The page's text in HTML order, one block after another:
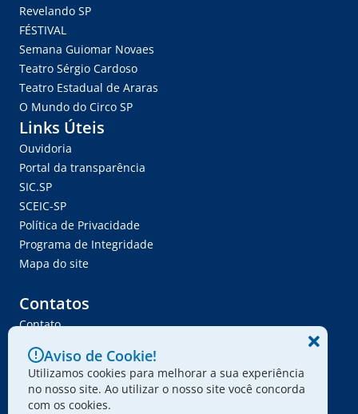
Revelando SP
FÉSTIVAL
Semana Guiomar Novaes
Teatro Sérgio Cardoso
Teatro Estadual de Araras
O Mundo do Circo SP
Links Úteis
Ouvidoria
Portal da transparência
SIC.SP
SCEIC-SP
Política de Privacidade
Programa de Integridade
Mapa do site
Contatos
Contato
Ser Fornecedor
Envie seu projeto
Aviso de Cookie!
Utilizamos cookies para melhorar a sua experiência
no nosso site. Ao utilizar o nosso site você concorda
com os cookies.